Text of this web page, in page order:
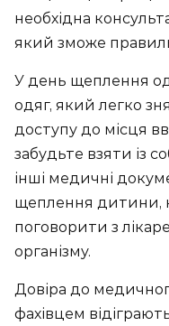
необхідна
який зможе
У день щеплення
одяг, який легко
доступу до місця
забудьте взяти із
інші медичні
щеплення дитини,
поговорити з
організму.
Довіра до
фахівцем